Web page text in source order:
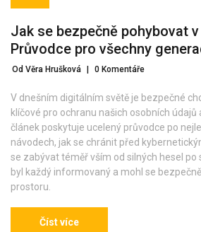
Jak se bezpečně pohybovat
Průvodce pro všechny
Od Věra Hrušková | 0 Komentáře
V dnešním digitálním světě je bezpečné
klíčové pro ochranu našich osobních údajů
článek poskytuje ucelený průvodce po
návodech, jak se chránit před
se zabývat téměř vším od silných hesel po
byl každý informovaný a mohl se
prostoru.
Číst více